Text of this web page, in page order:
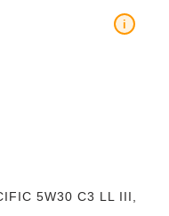
5W30 C3 LL III,
i